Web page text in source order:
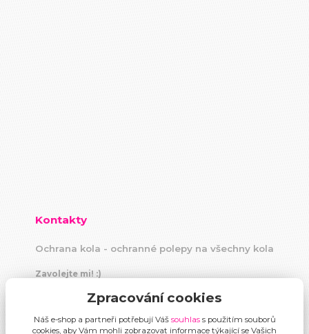
Kontakty
Ochrana kola - ochranné polepy na všechny kola
Zavolejte mi! :)
(Po-Pá, 9 -18 hod)
info@ochranakola.cz
Zpracování cookies
Náš e-shop a partneři potřebují Váš souhlass použitím souborů
cookies, aby Vám mohli zobrazovat informace týkající se Vašich